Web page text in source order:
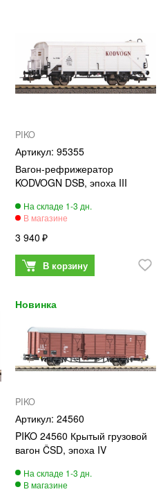
PIKO
95355
Вагон-рефрижератор
KODVOGN DSB, эпоха III
3 940
PIKO
24560
PIKO 24560 Крытый грузовой
вагон ČSD, эпоха IV